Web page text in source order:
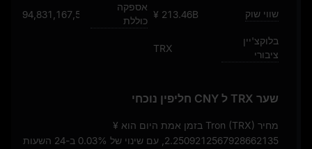
שווי שוק ¥ 213.46B
אספקה
כוללת
94,831,167,511.38986
בלוקצ'יין
ציבורי
TRX
שער TRX ל CNY חליפין נוכחי
מחיר Tron (TRX) בזמן אמת היום הוא
¥
2.2509212567928662135, עם שינוי של 0.03%
ב-24 השעות